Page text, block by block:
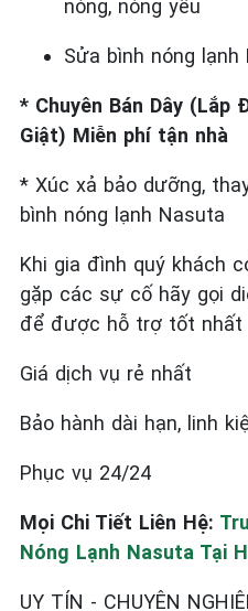
nóng, nóng yếu
Sửa bình nóng
* Chuyên Bán Dây (Lắp
Giật) Miễn phí tận nhà
* Xúc xả bảo dưỡng,
bình nóng lạnh Nasuta
Khi gia đình quý khách
gặp các sự cố hãy gọi
để được hỗ trợ tốt nhất
Giá dịch vụ rẻ nhất
Bảo hành dài hạn, linh
Phục vụ 24/24
Mọi Chi Tiết Liên Hệ:
Nóng Lạnh Nasuta Tại
UY TÍN - CHUYÊN